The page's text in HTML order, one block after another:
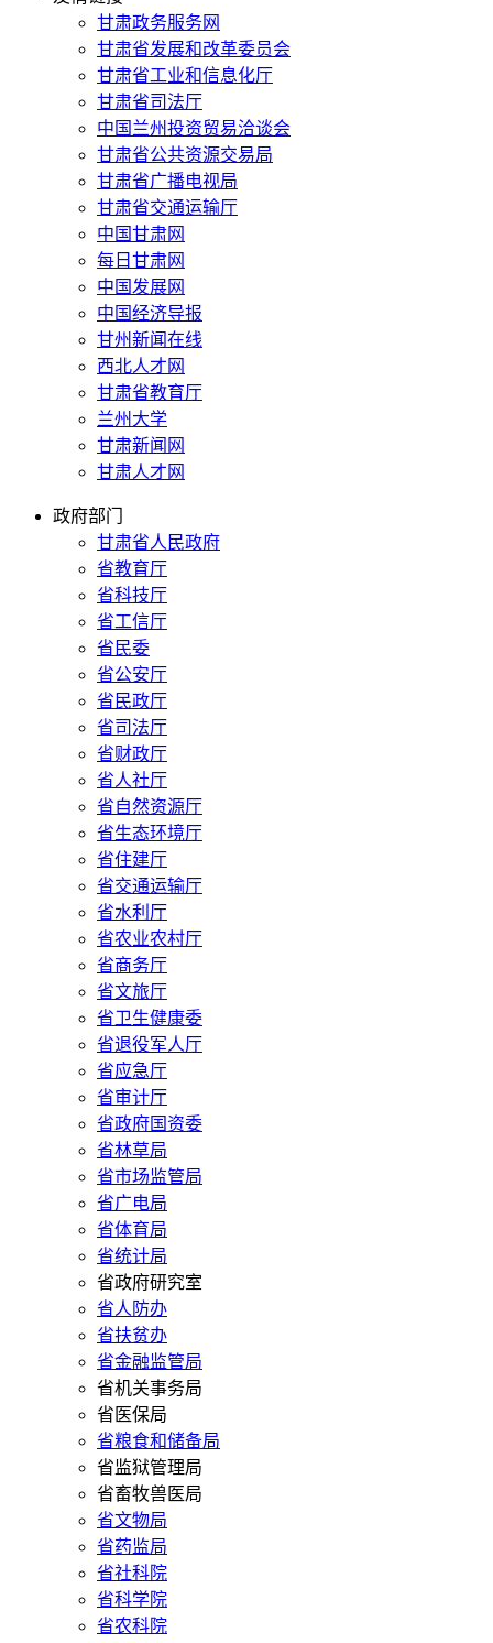
甘肃政务服务网
甘肃省发展和改革委员会
甘肃省工业和信息化厅
甘肃省司法厅
中国兰州投资贸易洽谈会
甘肃省公共资源交易局
甘肃省广播电视局
甘肃省交通运输厅
中国甘肃网
每日甘肃网
中国发展网
中国经济导报
甘州新闻在线
西北人才网
甘肃省教育厅
兰州大学
甘肃新闻网
甘肃人才网
政府部门
甘肃省人民政府
省教育厅
省科技厅
省工信厅
省民委
省公安厅
省民政厅
省司法厅
省财政厅
省人社厅
省自然资源厅
省生态环境厅
省住建厅
省交通运输厅
省水利厅
省农业农村厅
省商务厅
省文旅厅
省卫生健康委
省退役军人厅
省应急厅
省审计厅
省政府国资委
省林草局
省市场监管局
省广电局
省体育局
省统计局
省政府研究室
省人防办
省扶贫办
省金融监管局
省机关事务局
省医保局
省粮食和储备局
省监狱管理局
省畜牧兽医局
省文物局
省药监局
省社科院
省科学院
省农科院